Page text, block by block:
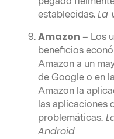
establecidas. La
Amazon – Los
beneficios
Amazon a un
de Google o en
Amazon la
las aplicaciones
problemáticas.
Android